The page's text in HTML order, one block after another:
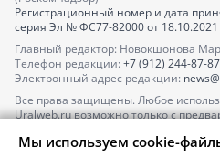
Регистрационный номер и дата
серия Эл № ФС77-82000от 18.10.2021
Главный редактор: Новокшонова
Телефон редакции: +7 (912) 244-87-87
Электронный адрес редакции:
Все права защищены. Любое
Uralweb.ru возможно только с
По вопросам размещения рекламы
Мы используем cookie-